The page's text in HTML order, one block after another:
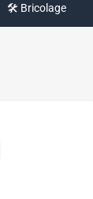
🛠️ Bricolage